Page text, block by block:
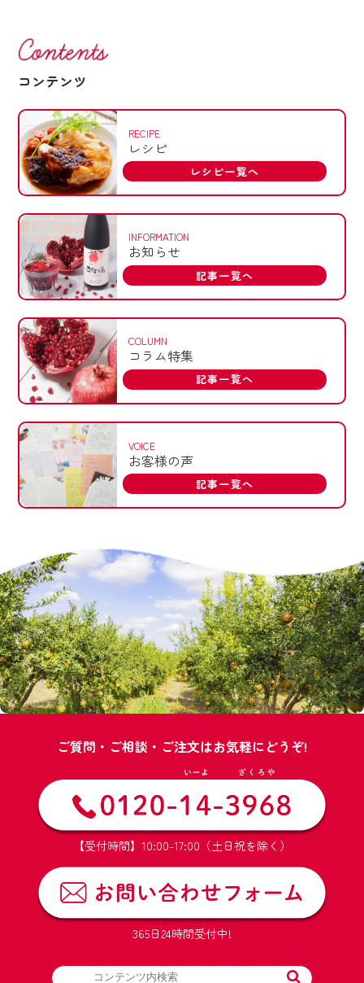
コンテンツ
RECIPE
レシピ
レシピ一覧へ
INFORMATION
お知らせ
記事一覧へ
COLUMN
コラム特集
記事一覧へ
VOICE
お客様の声
記事一覧へ
ご質問・ご相談・ご注文はお気軽にどうぞ!
【受付時間】10:00-17:00（土日祝を除く）
365日24時間受付中!